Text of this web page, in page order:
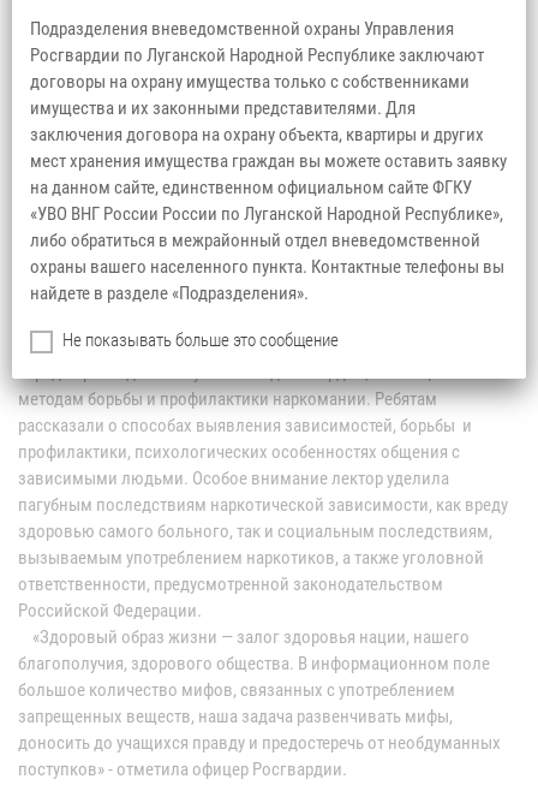
Подразделения вневедомственной охраны Управления
Росгвардии по Луганской Народной Республике заключают
договоры на охрану имущества только с собственниками
имущества и их законными представителями. Для
заключения договора на охрану объекта, квартиры и других
мест хранения имущества граждан вы можете оставить заявку
на данном сайте, единственном официальном сайте ФГКУ
«УВО ВНГ России России по Луганской Народной Республике»,
либо обратиться в межрайонный отдел вневедомственной
охраны вашего населенного пункта. Контактные телефоны вы
найдете в разделе «Подразделения».
Не показывать больше это сообщение
вневедомственной охраны проведено занятие с юнармейцами
методам борьбы и профилактики наркомании. Ребятам
рассказали о способах выявления зависимостей, борьбы и
профилактики, психологических особенностях общения с
зависимыми людьми. Особое внимание лектор уделила
пагубным последствиям наркотической зависимости, как вреду
здоровью самого больного, так и социальным последствиям,
вызываемым употреблением наркотиков, а также уголовной
ответственности, предусмотренной законодательством
Российской Федерации.
«Здоровый образ жизни — залог здоровья нации, нашего
благополучия, здорового общества. В информационном поле
большое количество мифов, связанных с употреблением
запрещенных веществ, наша задача развенчивать мифы,
доносить до учащихся правду и предостеречь от необдуманных
поступков» - отметила офицер Росгвардии.